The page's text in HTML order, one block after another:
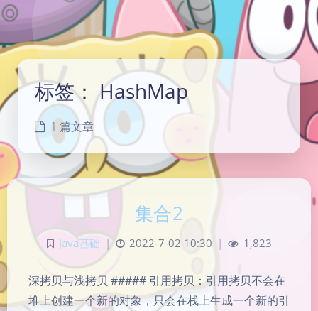
标签：HashMap
1 篇文章
集合2
Java基础 | 2022-7-02 10:30 1,823
深拷贝与浅拷贝 ##### 引用拷贝：引用拷贝不会在
堆上创建一个新的对象，只会在栈上生成一个新的引